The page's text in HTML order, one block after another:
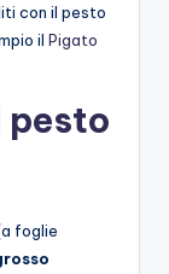
con il pesto
il Pigato
pesto
foglie